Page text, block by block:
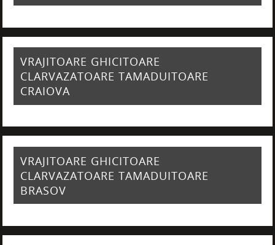
VRAJITOARE GHICITOARE
CLARVAZATOARE TAMADUITOARE
CRAIOVA
VRAJITOARE GHICITOARE
CLARVAZATOARE TAMADUITOARE
BRASOV